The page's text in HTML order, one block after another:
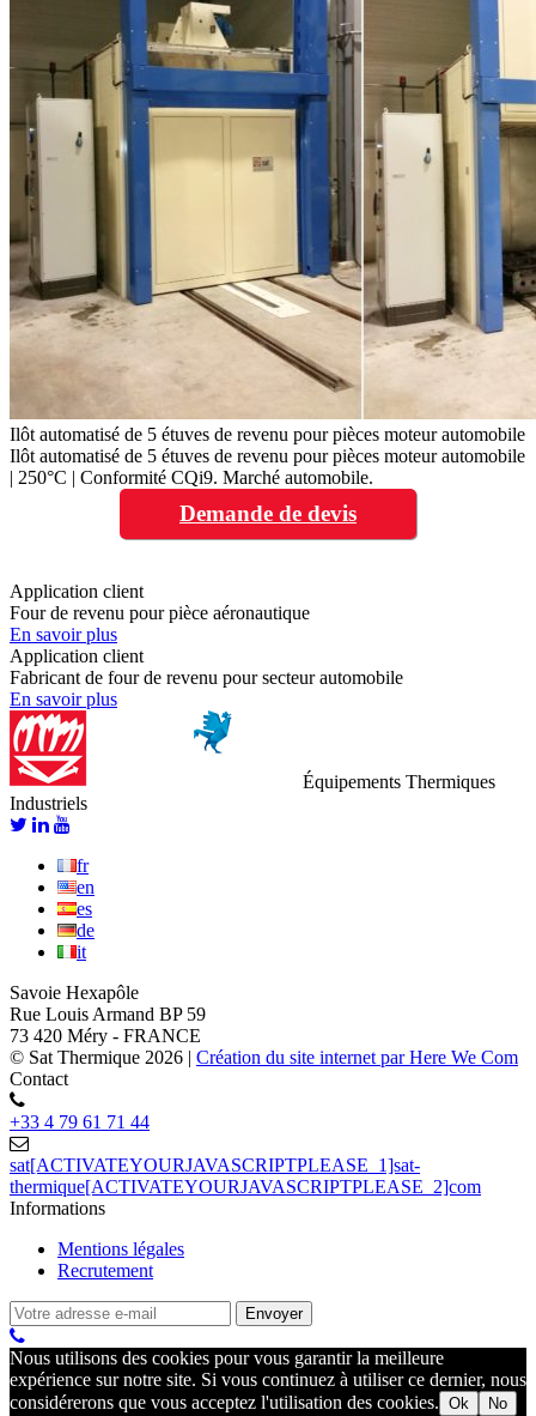
Ilôt automatisé de 5 étuves de revenu pour pièces moteur automobile
Ilôt automatisé de 5 étuves de revenu pour pièces moteur automobile
| 250°C | Conformité CQi9. Marché automobile.
Demande de devis
Application client
Four de revenu pour pièce aéronautique
En savoir plus
Application client
Fabricant de four de revenu pour secteur automobile
En savoir plus
Équipements Thermiques
Industriels
fr
en
es
de
it
Savoie Hexapôle
Rue Louis Armand BP 59
73 420 Méry - FRANCE
© Sat Thermique 2026 | Création du site internet par Here We Com
Contact
+33 4 79 61 71 44
sat[ACTIVATEYOURJAVASCRIPTPLEASE_1]sat-
thermique[ACTIVATEYOURJAVASCRIPTPLEASE_2]com
Informations
Mentions légales
Recrutement
Nous utilisons des cookies pour vous garantir la meilleure
expérience sur notre site. Si vous continuez à utiliser ce dernier, nous
considérerons que vous acceptez l'utilisation des cookies. Ok No